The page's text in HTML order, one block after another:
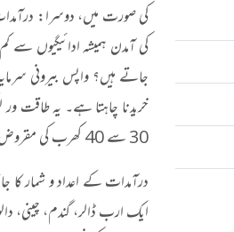
کی صورت میں، دوسرا:
کی آمدن ہمیشہ ادائیگیوں
جاتے ہیں؟ واپس بیرونی
خریدنا چاہتا ہے۔ یہ طاقت
30 سے 40 کھرب کی مقروض ہوجاتی ہے۔